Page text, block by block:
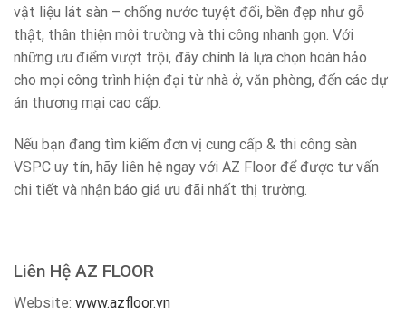
vật liệu lát sàn – chống nước tuyệt đối, bền đẹp như gỗ
thật, thân thiện môi trường và thi công nhanh gọn. Với
những ưu điểm vượt trội, đây chính là lựa chọn hoàn hảo
cho mọi công trình hiện đại từ nhà ở, văn phòng, đến các dự
án thương mại cao cấp.
Nếu bạn đang tìm kiếm đơn vị cung cấp & thi công sàn
VSPC uy tín, hãy liên hệ ngay với AZ Floor để được tư vấn
chi tiết và nhận báo giá ưu đãi nhất thị trường.
Liên Hệ AZ FLOOR
Website: www.azfloor.vn